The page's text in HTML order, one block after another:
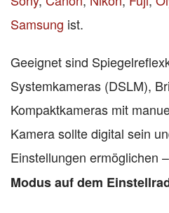
Samsung ist.
Geeignet sind
Systemkameras (DSLM),
Kompaktkameras mit
Kamera sollte digital sein
Einstellungen ermöglichen
Modus auf dem